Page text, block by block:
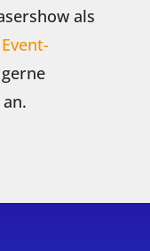
als
Event-